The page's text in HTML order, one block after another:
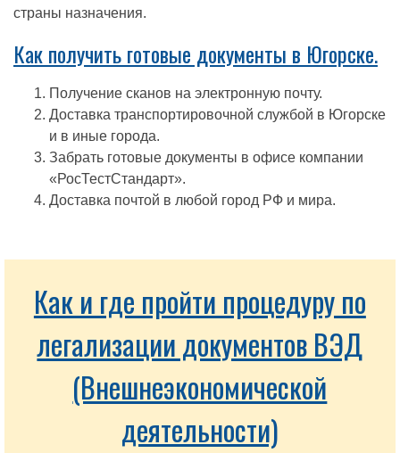
страны назначения.
Как получить готовые документы в Югорске.
Получение сканов на электронную почту.
Доставка транспортировочной службой в Югорске
и в иные города.
Забрать готовые документы в офисе компании
«РосТестСтандарт».
Доставка почтой в любой город РФ и мира.
Как и где пройти процедуру по
легализации документов ВЭД
(Внешнеэкономической
деятельности)